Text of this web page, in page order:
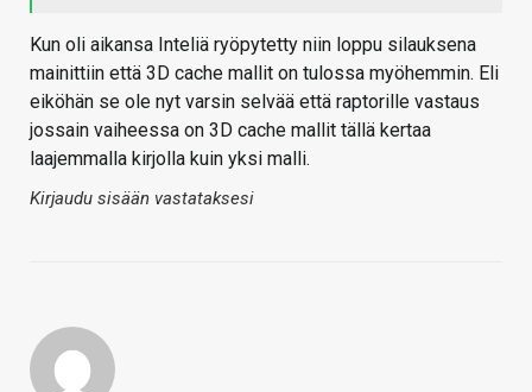
Kun oli aikansa Inteliä ryöpytetty niin loppu silauksena
mainittiin että 3D cache mallit on tulossa myöhemmin. Eli
eiköhän se ole nyt varsin selvää että raptorille vastaus
jossain vaiheessa on 3D cache mallit tällä kertaa
laajemmalla kirjolla kuin yksi malli.
Kirjaudu sisään vastataksesi